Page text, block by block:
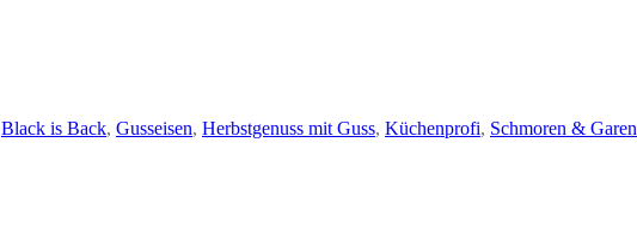
Black is Back, Gusseisen, Herbstgenuss mit Guss, Küchenprofi, Schmoren & Garen